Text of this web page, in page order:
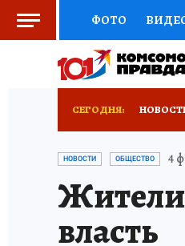
ФОТО
СЕГОДНЯ:
НОВОСТИ ОБЩЕСТВО 4
Жители
власть